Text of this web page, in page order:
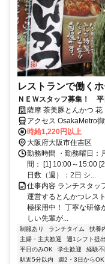
レストランで働く
ＮＥＷスタッフ募集！
土日祝:時給50円ＵＰ★積
薩摩 茶美豚とんかつ
アクセス OsakaMetro
阪和線 我孫子町（阪和
口徒歩約16分
時給1,220円以上
大阪府大阪市住吉区
勤務時間 ・勤務曜日：
間： [1] 10:00～15:00
日数（週）：2日 シ...
仕事内容 ランチスタッ
運営するとんかつレス
極採用中！ 丁寧な研修
しい先輩が...
制服あり ランチタイム 扶養
主婦・主夫歓迎
週1シフト提出
平日のみOK
学生歓迎 経験不
駅近5分以内
週2・3日からOK